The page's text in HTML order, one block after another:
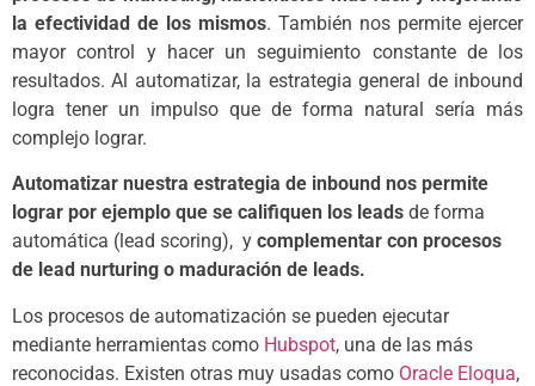
la efectividad de los mismos. También nos permite ejercer
mayor control y hacer un seguimiento constante de los
resultados. Al automatizar, la estrategia general de inbound
logra tener un impulso que de forma natural sería más
complejo lograr.
Automatizar nuestra estrategia de inbound nos permite
lograr por ejemplo que se califiquen los leads de forma
automática (lead scoring), y complementar con procesos
de lead nurturing o maduración de leads.
Los procesos de automatización se pueden ejecutar
mediante herramientas como Hubspot, una de las más
reconocidas. Existen otras muy usadas como Oracle Eloqua,